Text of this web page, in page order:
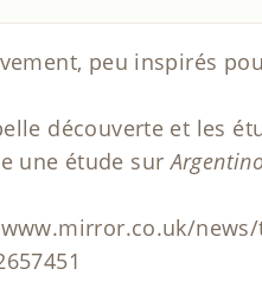
peu inspirés
découverte et les
une étude sur